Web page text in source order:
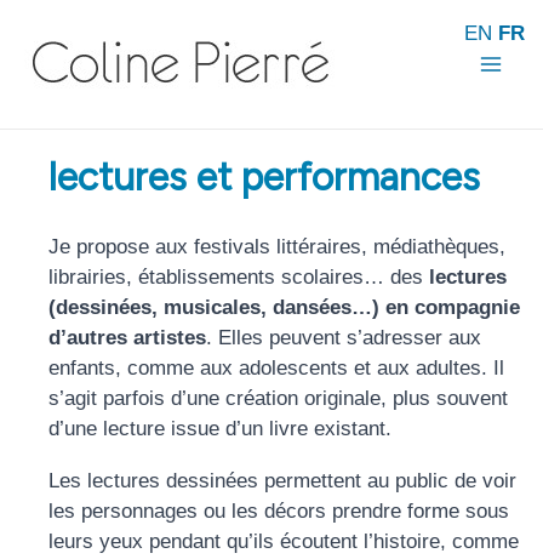
contenu
lectures et performances
Je propose aux festivals littéraires, médiathèques,
librairies, établissements scolaires… des lectures
(dessinées, musicales, dansées…) en compagnie
d’autres artistes. Elles peuvent s’adresser aux
enfants, comme aux adolescents et aux adultes. Il
s’agit parfois d’une création originale, plus souvent
d’une lecture issue d’un livre existant.
Les lectures dessinées permettent au public de voir
les personnages ou les décors prendre forme sous
leurs yeux pendant qu’ils écoutent l’histoire, comme
EN FR